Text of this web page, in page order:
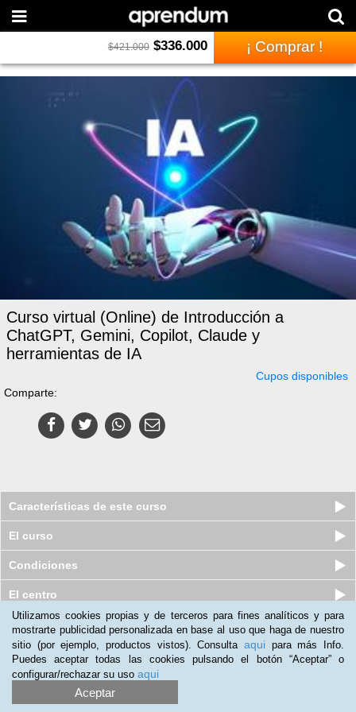
$421.000 $336.000 ¡ Comprar !
Curso virtual (Online) de Introducción a
ChatGPT, Gemini, Copilot, Claude y
herramientas de IA
Cupos disponibles
Comparte:
Características de este curso
El curso
Condiciones
El centro
Utilizamos cookies propias y de terceros para fines analíticos y para
mostrarte publicidad personalizada en base al uso que haga de nuestro
sitio (por ejemplo, productos vistos). Consulta aqui para más Info.
Puedes aceptar todas las cookies pulsando el botón “Aceptar” o
configurar/rechazar su uso aqui
Aceptar
Quiénes somos Preguntas frecuentes Atención al Cliente
Promociona tu negocio|Programa de Afiliación
2012-2026 Aprendum